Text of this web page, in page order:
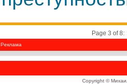
Page 3 of 8:
Реклама
Copyright ©